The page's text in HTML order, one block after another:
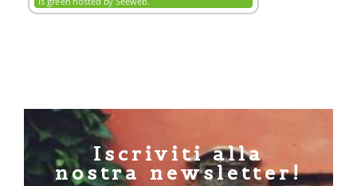
Iscriviti alla
nostra newsletter!